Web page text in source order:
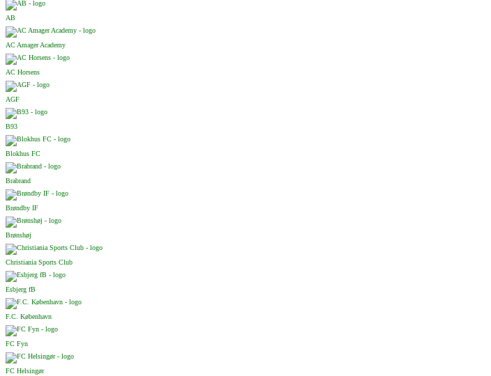
AB
AC Amager Academy
AC Horsens
AGF
B93
Blokhus FC
Brabrand
Brøndby IF
Brønshøj
Christiania Sports Club
Esbjerg fB
F.C. København
FC Fyn
FC Helsingør